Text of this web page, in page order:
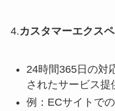
4.カスタマーエクス
24時間365日の対
されたサービス提
例：ECサイトで